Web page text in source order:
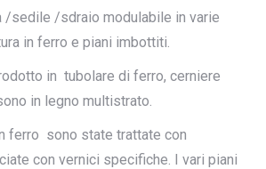
/sedile /sdraio modulabile in varie
in ferro e piani imbottiti.
in tubolare di ferro, cerniere
in legno multistrato.
ferro sono state trattate con
con vernici specifiche. I vari piani